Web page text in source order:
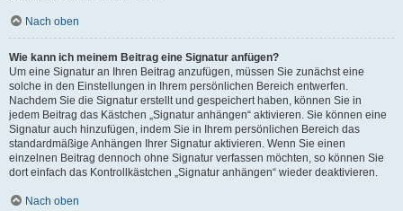
Nach oben
Wie kann ich meinem Beitrag eine Signatur anfügen?
Um eine Signatur an Ihren Beitrag anzufügen, müssen Sie zunächst eine
solche in den Einstellungen in Ihrem persönlichen Bereich entwerfen.
Nachdem Sie die Signatur erstellt und gespeichert haben, können Sie in
jedem Beitrag das Kästchen „Signatur anhängen“ aktivieren. Sie können eine
Signatur auch hinzufügen, indem Sie in Ihrem persönlichen Bereich das
standardmäßige Anhängen Ihrer Signatur aktivieren. Wenn Sie einen
einzelnen Beitrag dennoch ohne Signatur verfassen möchten, so können Sie
dort einfach das Kontrollkästchen „Signatur anhängen“ wieder deaktivieren.
Nach oben